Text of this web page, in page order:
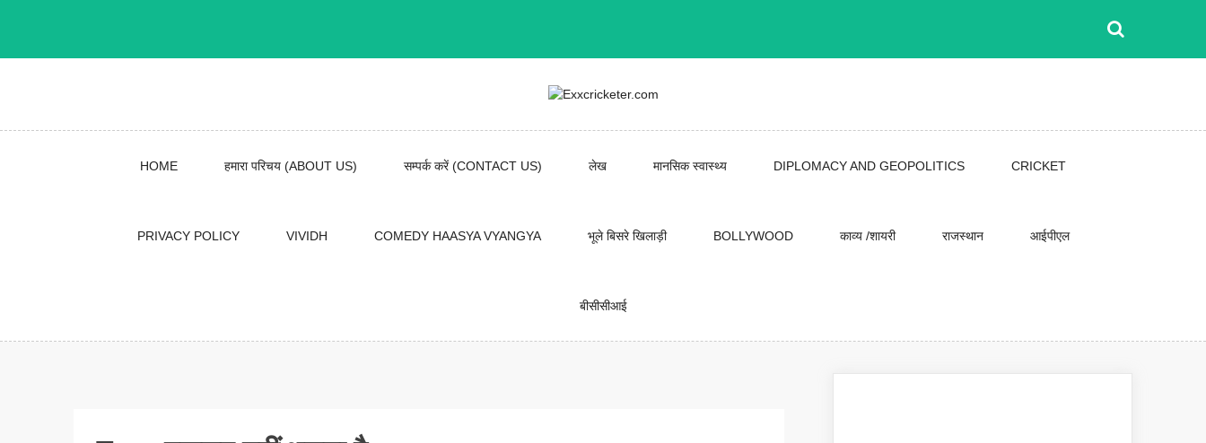
HOME हमारा परिचय (ABOUT US) सम्पर्क करें (CONTACT US) लेख मानसिक स्वास्थ्य DIPLOMACY AND GEOPOLITICS CRICKET
PRIVACY POLICY VIVIDH COMEDY HAASYA VYANGYA भूले बिसरे खिलाड़ी BOLLYWOOD काव्य /शायरी राजस्थान आईपीएल
बीसीसीआई